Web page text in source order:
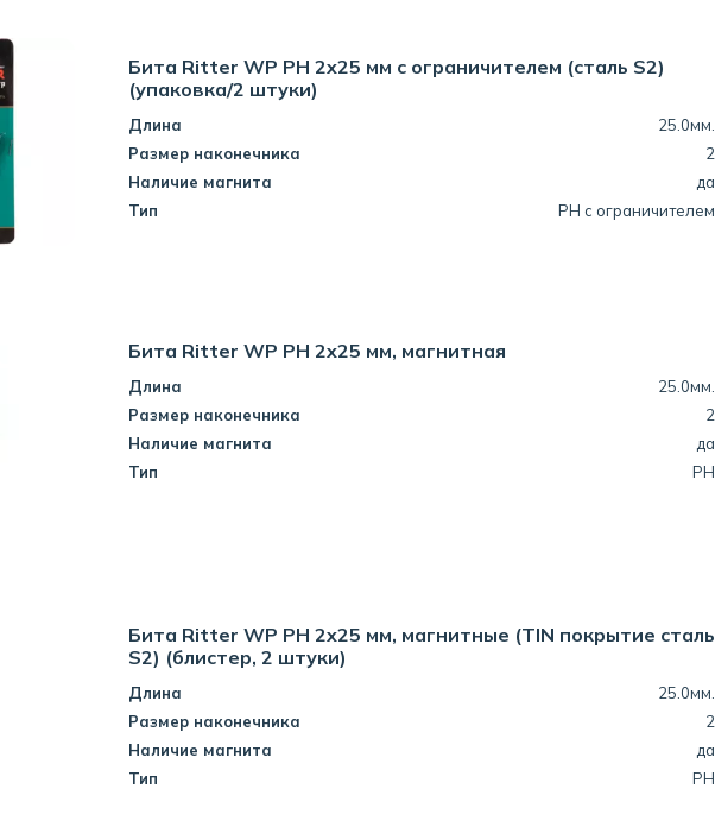
Бита Ritter WP PH 2x25 мм с ограничителем (сталь S2)
(упаковка/2 штуки)
Длина
25.0мм.
Размер наконечника
2
Наличие магнита
да
Тип
PH с ограничителем
Бита Ritter WP PH 2x25 мм, магнитная
Длина
25.0мм.
Размер наконечника
2
Наличие магнита
да
Тип
PH
Бита Ritter WP PH 2x25 мм, магнитные (TIN покрытие сталь
S2) (блистер, 2 штуки)
Длина
25.0мм.
Размер наконечника
2
Наличие магнита
да
Тип
PH